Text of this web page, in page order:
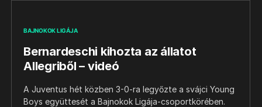
BAJNOKOK LIGÁJA
Bernardeschi kihozta az állatot
Allegriből – videó
A Juventus hét közben 3-0-ra legyőzte a svájci Young
Boys együttesét a Bajnokok Ligája-csoportkörében.